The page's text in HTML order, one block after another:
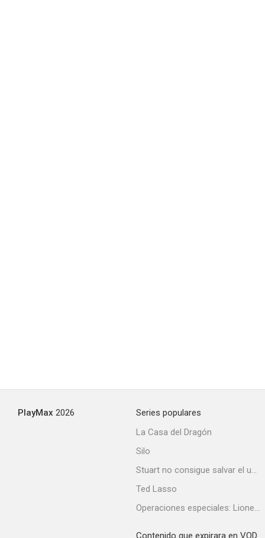
PlayMax 2026
Series populares
La Casa del Dragón
Silo
Stuart no consigue salvar el universo
Ted Lasso
Operaciones especiales: Lioness
Contenido que expirara en VOD